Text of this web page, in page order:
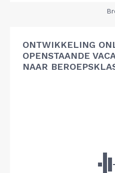
ONTWIKKELING
OPENSTAANDE
NAAR